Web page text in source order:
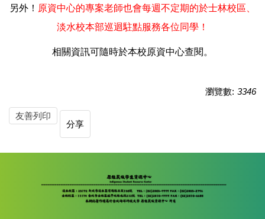
另外！ 原資中心的專案老師也會每週不定期的於士林校區、
淡水校本部巡迴駐點服務各位同學！
相關資訊可隨時於本校原資中心查閱。
瀏覽數: 3346
友善列印
分享